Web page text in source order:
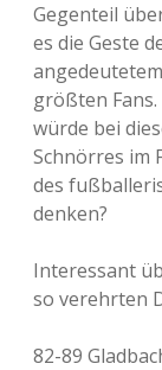
Gegenteil
es die Geste
größten Fans.
würde bei
Schnörres im
des
denken?
Interessant
so verehrten
82-89